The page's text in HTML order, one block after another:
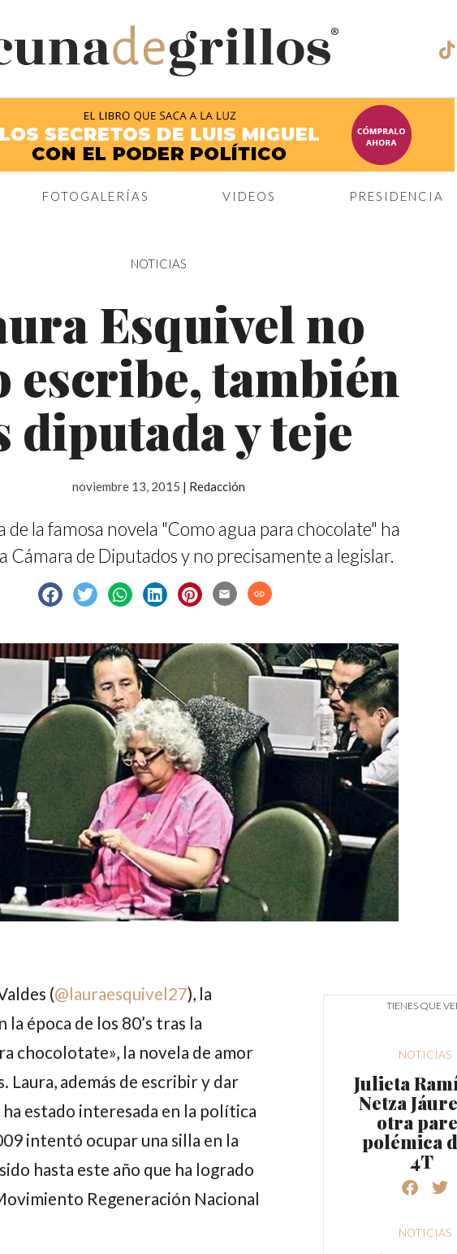
®
FOTOGALERÍAS VIDEOS PRESIDENCIA
NOTICIAS
Esquivel no
escribe, también
diputada y teje
noviembre 13, 2015 | Redacción
de la famosa novela "Como agua para chocolate" ha
Cámara de Diputados y no precisamente a legislar.
email link
(@lauraesquivel27), la
época de los 80’s tras la
chocolotate», la novela de amor
Laura, además de escribir y dar
estado interesada en la política
intentó ocupar una silla en la
hasta este año que ha logrado
Regeneración Nacional
TIENES QUE
NOTICIAS
Julieta
Netza
otra
polémica
4T
NOTICIAS